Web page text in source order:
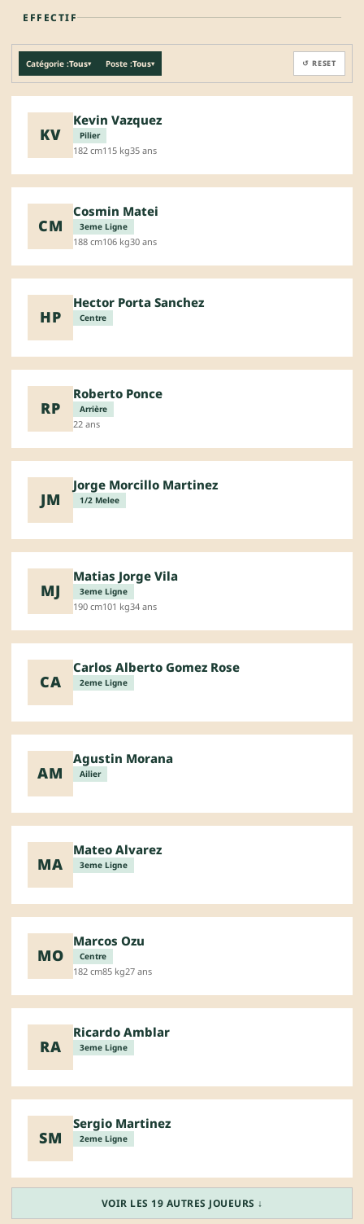
EFFECTIF
Catégorie :Tous▾ Poste :Tous▾ ↺ RESET
KV
Kevin Vazquez
Pilier
182 cm115 kg35 ans
CM
Cosmin Matei
3eme Ligne
188 cm106 kg30 ans
HP
Hector Porta Sanchez
Centre
RP
Roberto Ponce
Arrière
22 ans
JM
Jorge Morcillo Martinez
1/2 Melee
MJ
Matias Jorge Vila
3eme Ligne
190 cm101 kg34 ans
CA
Carlos Alberto Gomez Rose
2eme Ligne
AM
Agustin Morana
Ailier
MA
Mateo Alvarez
3eme Ligne
MO
Marcos Ozu
Centre
182 cm85 kg27 ans
RA
Ricardo Amblar
3eme Ligne
SM
Sergio Martinez
2eme Ligne
VOIR LES 19 AUTRES JOUEURS ↓